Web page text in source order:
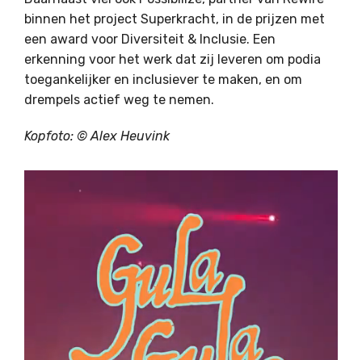
binnen het project Superkracht, in de prijzen met
een award voor Diversiteit & Inclusie. Een
erkenning voor het werk dat zij leveren om podia
toegankelijker en inclusiever te maken, en om
drempels actief weg te nemen.
Kopfoto: ©Alex Heuvink